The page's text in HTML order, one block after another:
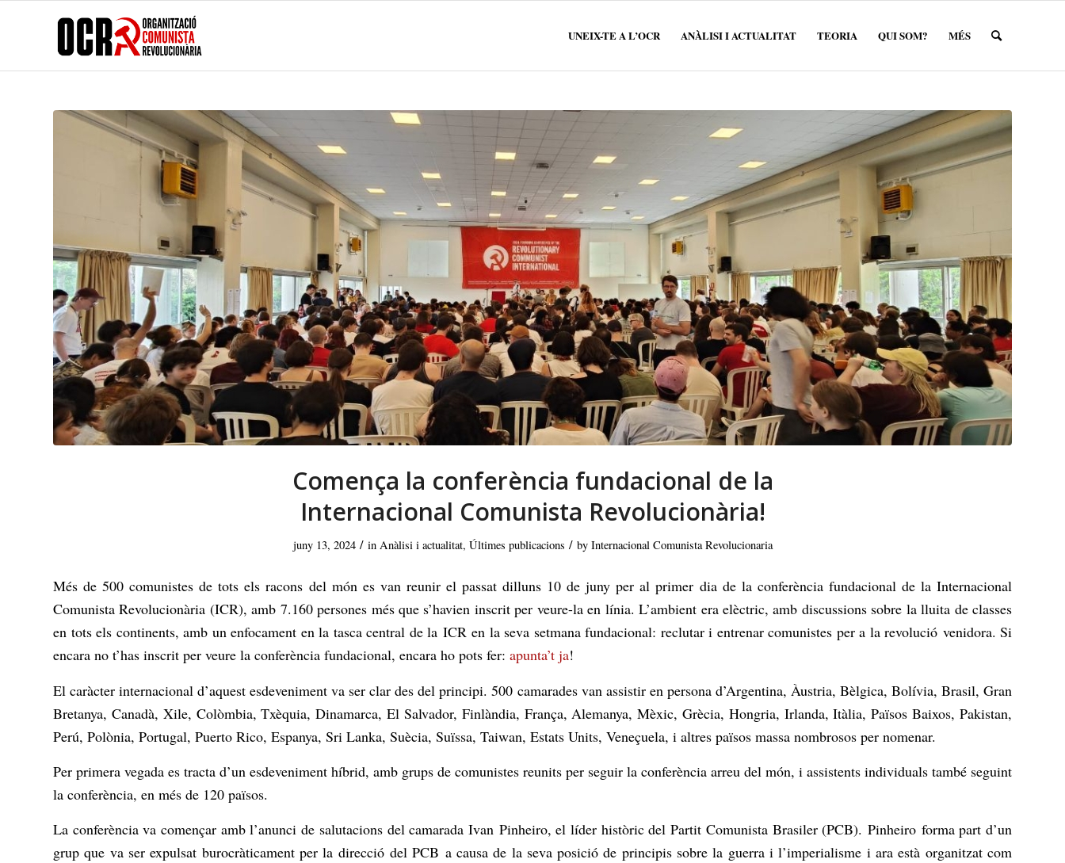
UNEIX-TE A L’OCR ANÀLISI I ACTUALITAT TEORIA QUI SOM? MÉS
Comença la conferència fundacional de la
Internacional Comunista Revolucionària!
juny 13, 2024 / in Anàlisi i actualitat, Últimes publicacions / by Internacional Comunista Revolucionaria
Més de 500 comunistes de tots els racons del món es van reunir el passat dilluns 10 de juny per al primer dia de la conferència fundacional de la Internacional
Comunista Revolucionària (ICR), amb 7.160 persones més que s’havien inscrit per veure-la en línia. L’ambient era elèctric, amb discussions sobre la lluita de classes
en tots els continents, amb un enfocament en la tasca central de la ICRen la seva setmana fundacional: reclutar i entrenar comunistes per a la revolució venidora. Si
encara no t’has inscrit per veure la conferència fundacional, encara ho pots fer: apunta’t ja!
El caràcter internacional d’aquest esdeveniment va ser clar des del principi. 500 camarades van assistir en persona d’Argentina, Àustria, Bèlgica, Bolívia, Brasil, Gran
Bretanya, Canadà, Xile, Colòmbia, Txèquia, Dinamarca, El Salvador, Finlàndia, França, Alemanya, Mèxic, Grècia, Hongria, Irlanda, Itàlia, Països Baixos, Pakistan,
Perú, Polònia, Portugal, Puerto Rico, Espanya, Sri Lanka, Suècia, Suïssa, Taiwan, Estats Units, Veneçuela, i altres països massa nombrosos per nomenar.
Per primera vegada es tracta d’un esdeveniment híbrid, amb grups de comunistes reunits per seguir la conferència arreu del món, i assistents individuals també seguint
la conferència, en més de 120 països.
La conferència va començar amb l’anunci de salutacions del camarada Ivan Pinheiro, el líder històric del Partit Comunista Brasiler (PCB). Pinheiroforma part d’un
grup que va ser expulsat burocràticament per la direcció del PCB a causa de la seva posició de principis sobre la guerra i l’imperialisme i ara està organitzat com